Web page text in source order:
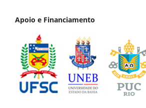
Apoio e Financiamento